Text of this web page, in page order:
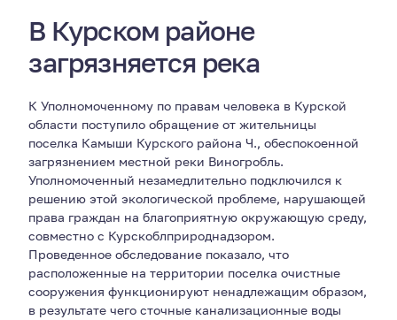
В Курском районе
загрязняется река
К Уполномоченному по правам человека в Курской
области поступило обращение от жительницы
поселка Камыши Курского района Ч., обеспокоенной
загрязнением местной реки Виногробль.
Уполномоченный незамедлительно подключился к
решению этой экологической проблеме, нарушающей
права граждан на благоприятную окружающую среду,
совместно с Курскоблприроднадзором.
Проведенное обследование показало, что
расположенные на территории поселка очистные
сооружения функционируют ненадлежащим образом,
в результате чего сточные канализационные воды